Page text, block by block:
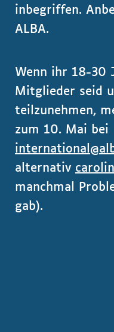
inbegriffen.
ALBA.
Wenn ihr 18-30
Mitglieder seid
teilzunehmen,
zum 10. Mai bei
alternativ
manchmal
gab).